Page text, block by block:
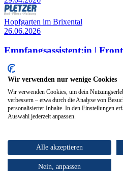
Hopfgarten im Brixental
26.06.2026
Empfangsassistent:in |
Pletzer Anton GmbH
26.06.2026
26.06.2026
Student:in für Mitarbeit im
Wir verwenden nur wenige Cookies
Wir verwenden Cookies, um dein
verbessern – etwa durch die Analyse von
personalisierter Inhalte. In den Einstellungen
Auswahl jederzeit anpassen.
Alle akzeptieren
Nein, anpassen